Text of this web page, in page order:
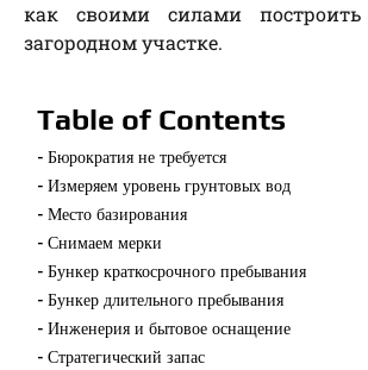
как своими силами построить
загородном участке.
Table of Contents
Бюрократия не требуется
Измеряем уровень грунтовых вод
Место базирования
Снимаем мерки
Бункер краткосрочного пребывания
Бункер длительного пребывания
Инженерия и бытовое оснащение
Стратегический запас